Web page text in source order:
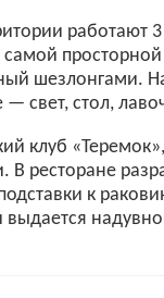
работают
шезлонгами.
свет, стол,
клуб
В ресторане
к